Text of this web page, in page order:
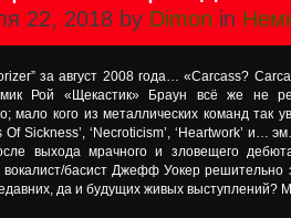
22, 2018 by Dimon in
за август 2008 года… «Carcass?
Рой «Щекастик» Браун всё же не
мало кого из металлических команд так
Of Sickness’, ‘Necroticism’, ‘Heartwork’ и…
выхода мрачного и зловещего
вокалист/басист Джефф Уокер решительно
да и будущих живых выступлений?